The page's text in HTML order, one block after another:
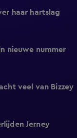
haar hartslag
nieuwe nummer
veel van Bizzey
Jerney